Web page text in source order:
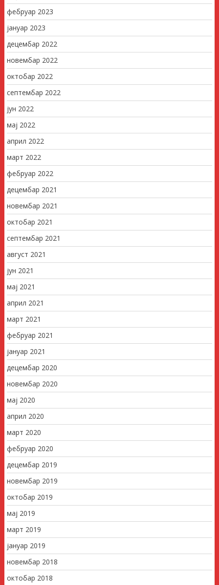
фебруар 2023
јануар 2023
децембар 2022
новембар 2022
октобар 2022
септембар 2022
јун 2022
мај 2022
април 2022
март 2022
фебруар 2022
децембар 2021
новембар 2021
октобар 2021
септембар 2021
август 2021
јун 2021
мај 2021
април 2021
март 2021
фебруар 2021
јануар 2021
децембар 2020
новембар 2020
мај 2020
април 2020
март 2020
фебруар 2020
децембар 2019
новембар 2019
октобар 2019
мај 2019
март 2019
јануар 2019
новембар 2018
октобар 2018